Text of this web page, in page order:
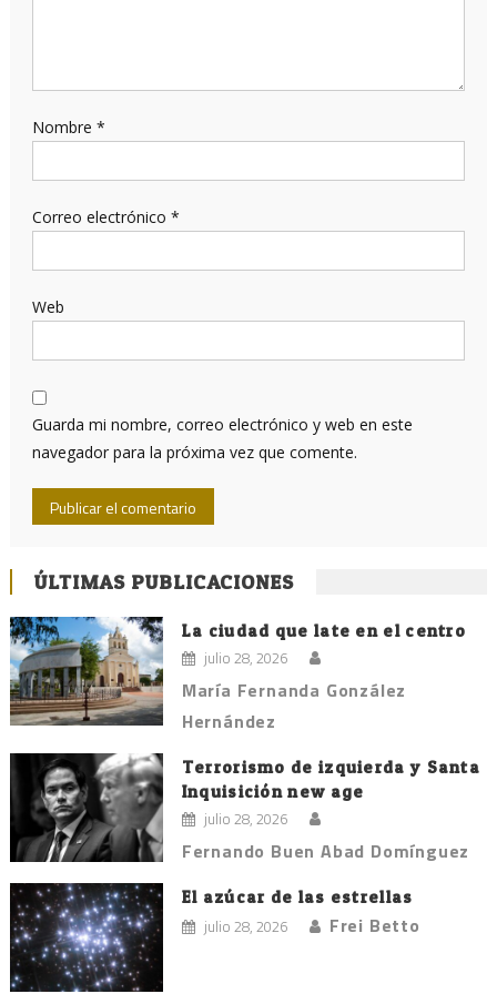
Nombre *
Correo electrónico *
Web
Guarda mi nombre, correo electrónico y web en este
navegador para la próxima vez que comente.
ÚLTIMAS PUBLICACIONES
La ciudad que late en el centro
julio 28, 2026
María Fernanda González
Hernández
Terrorismo de izquierda y Santa
Inquisición new age
julio 28, 2026
Fernando Buen Abad Domínguez
El azúcar de las estrellas
julio 28, 2026 Frei Betto